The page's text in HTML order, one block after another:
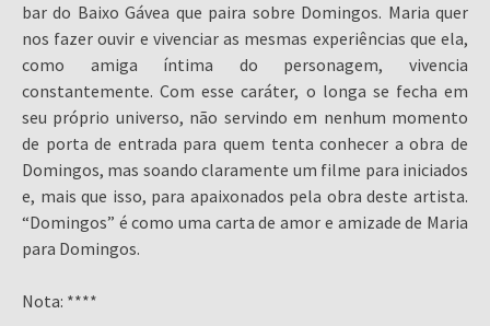
bar do Baixo Gávea que paira sobre Domingos. Maria quer
nos fazer ouvir e vivenciar as mesmas experiências que ela,
como amiga íntima do personagem, vivencia
constantemente. Com esse caráter, o longa se fecha em
seu próprio universo, não servindo em nenhum momento
de porta de entrada para quem tenta conhecer a obra de
Domingos, mas soando claramente um filme para iniciados
e, mais que isso, para apaixonados pela obra deste artista.
“Domingos” é como uma carta de amor e amizade de Maria
para Domingos.
Nota: ****